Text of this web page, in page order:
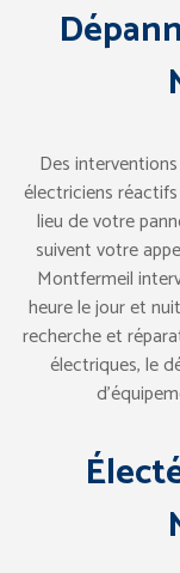
Des
électriciens
lieu de votre
suivent votre
Montfermeil
heure le jour et
recherche et
électriques, le